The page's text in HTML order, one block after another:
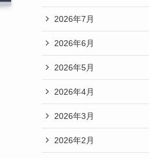
2026年7月
2026年6月
2026年5月
2026年4月
2026年3月
2026年2月